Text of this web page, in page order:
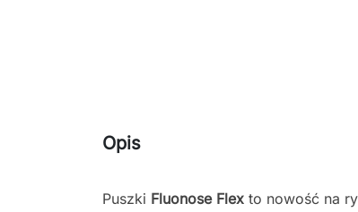
Opis
Puszki Fluonose Flex to nowość na